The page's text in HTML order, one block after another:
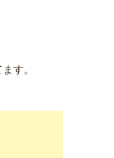
す。